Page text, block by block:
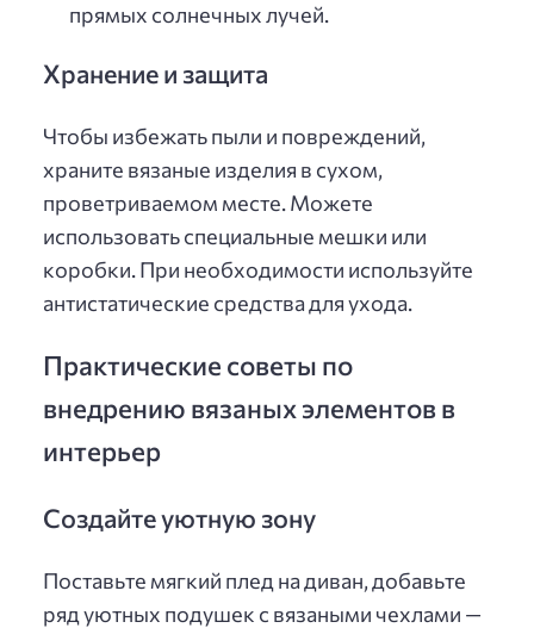
прямых солнечных лучей.
Хранение и защита
Чтобы избежать пыли и повреждений,
храните вязаные изделия в сухом,
проветриваемом месте. Можете
использовать специальные мешки или
коробки. При необходимости используйте
антистатические средства для ухода.
Практические советы по
внедрению вязаных элементов в
интерьер
Создайте уютную зону
Поставьте мягкий плед на диван, добавьте
ряд уютных подушек с вязаными чехлами —